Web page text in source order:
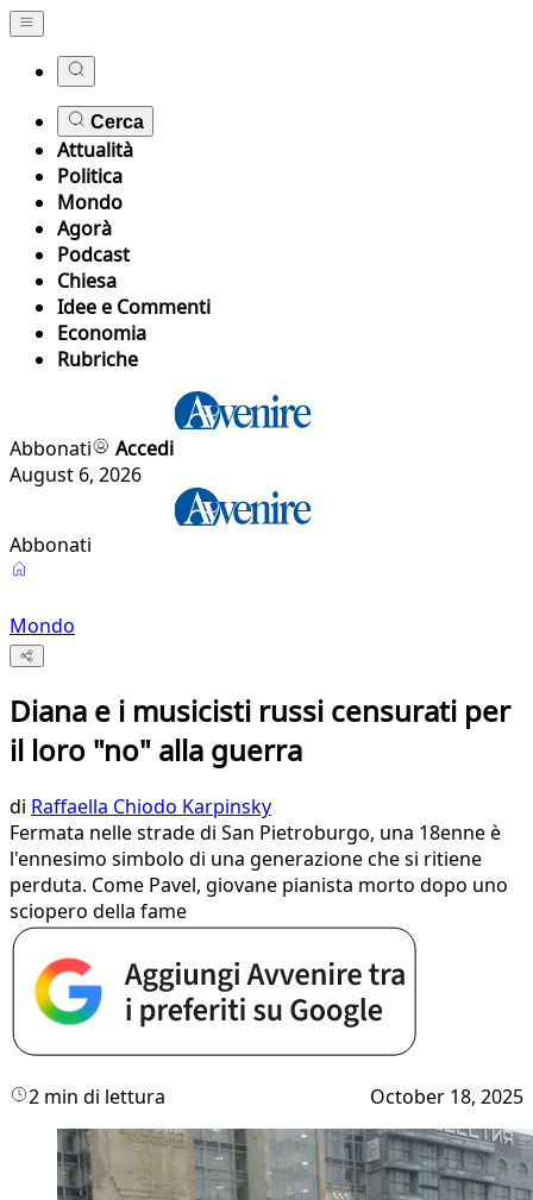
Cerca
Attualità
Politica
Mondo
Agorà
Podcast
Chiesa
Idee e Commenti
Economia
Rubriche
Abbonati
Accedi
August 6, 2026
Abbonati
Mondo
Diana e i musicisti russi censurati per
il loro "no" alla guerra
di Raffaella Chiodo Karpinsky
Fermata nelle strade di San Pietroburgo, una 18enne è
l'ennesimo simbolo di una generazione che si ritiene
perduta. Come Pavel, giovane pianista morto dopo uno
sciopero della fame
2 min di lettura October 18, 2025